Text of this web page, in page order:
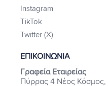
Instagram
TikTok
Twitter (X)
ΕΠΙΚΟΙΝΩΝΙΑ
Γραφεία Εταιρείας
Πύρρας 4 Νέος Κόσμος,